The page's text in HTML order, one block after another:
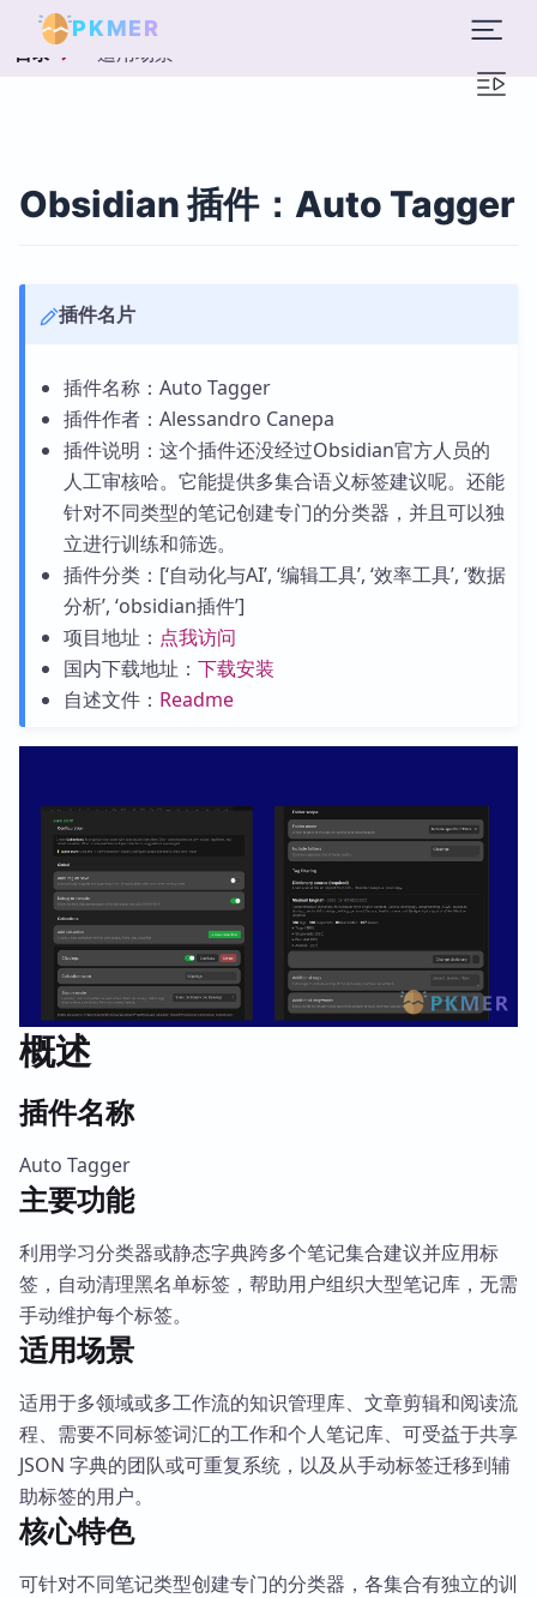
PKMER
目录 适用场景
Obsidian 插件：Auto Tagger
插件名片
插件名称：Auto Tagger
插件作者：Alessandro Canepa
插件说明：这个插件还没经过Obsidian官方人员的
人工审核哈。它能提供多集合语义标签建议呢。还能
针对不同类型的笔记创建专门的分类器，并且可以独
立进行训练和筛选。
插件分类：[‘自动化与AI’, ‘编辑工具’, ‘效率工具’, ‘数据
分析’, ‘obsidian插件’]
项目地址： 点我访问
国内下载地址： 下载安装
自述文件： Readme
概述
插件名称
Auto Tagger
主要功能
利用学习分类器或静态字典跨多个笔记集合建议并应用标
签，自动清理黑名单标签，帮助用户组织大型笔记库，无需
手动维护每个标签。
适用场景
适用于多领域或多工作流的知识管理库、文章剪辑和阅读流
程、需要不同标签词汇的工作和个人笔记库、可受益于共享
JSON 字典的团队或可重复系统，以及从手动标签迁移到辅
助标签的用户。
核心特色
可针对不同笔记类型创建专门的分类器，各集合有独立的训